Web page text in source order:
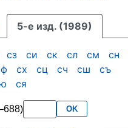
5-е изд. (1989)
сз си ск сл см
сн
сх сц сч сш
съ
ся
OK